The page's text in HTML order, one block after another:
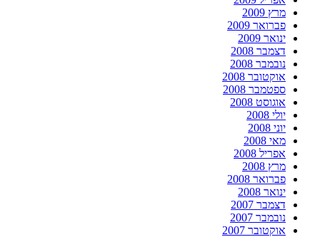
מרץ 2009
פברואר 2009
ינואר 2009
דצמבר 2008
נובמבר 2008
אוקטובר 2008
ספטמבר 2008
אוגוסט 2008
יולי 2008
יוני 2008
מאי 2008
אפריל 2008
מרץ 2008
פברואר 2008
ינואר 2008
דצמבר 2007
נובמבר 2007
אוקטובר 2007